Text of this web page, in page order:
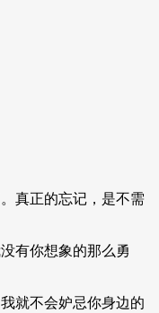
真正的忘记，是不需
有你想象的那么勇
就不会妒忌你身边的